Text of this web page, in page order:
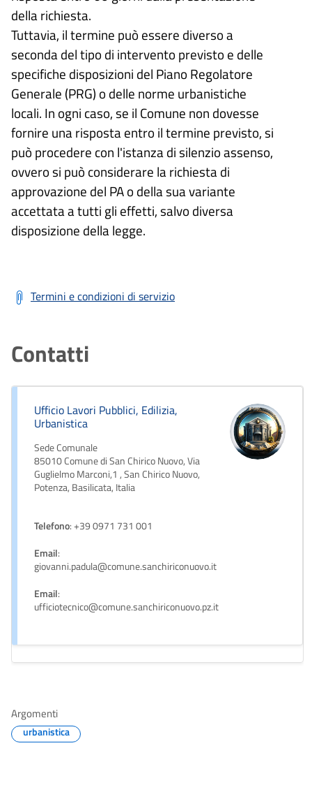
della richiesta.
Tuttavia, il termine può essere diverso a
seconda del tipo di intervento previsto e delle
specifiche disposizioni del Piano Regolatore
Generale (PRG) o delle norme urbanistiche
locali. In ogni caso, se il Comune non dovesse
fornire una risposta entro il termine previsto, si
può procedere con l'istanza di silenzio assenso,
ovvero si può considerare la richiesta di
approvazione del PA o della sua variante
accettata a tutti gli effetti, salvo diversa
disposizione della legge.
Termini e condizioni di servizio
Contatti
Ufficio Lavori Pubblici, Edilizia,
Urbanistica
Sede Comunale
85010 Comune di San Chirico Nuovo, Via
Guglielmo Marconi,1 , San Chirico Nuovo,
Potenza, Basilicata, Italia
Telefono: +39 0971 731 001
Email:
giovanni.padula@comune.sanchiriconuovo.it
Email:
ufficiotecnico@comune.sanchiriconuovo.pz.it
Argomenti
urbanistica